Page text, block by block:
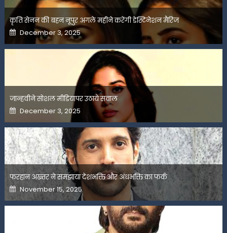
कृति सेनन की बहन नूपुर अगले महीने करेंगी डेस्टिनेशन मैरिज
Posted
on
December 3, 2025
जान्हवीने सोशल मीडियापर उठाये सवाल
Posted
on
December 3, 2025
फरहान अख्तर ने समझाया देशभक्ति और अंधभक्ति का फर्क
Posted
on
November 15, 2025